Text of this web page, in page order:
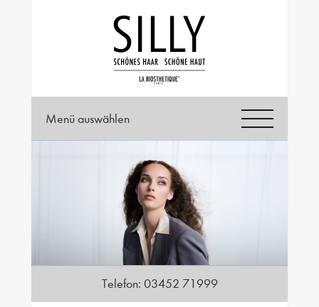
Menü auswählen
Telefon: 03452 71999